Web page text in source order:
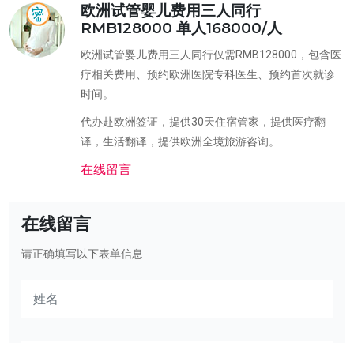
欧洲试管婴儿费用三人同行
RMB128000 单人168000/人
欧洲试管婴儿费用三人同行仅需RMB128000，包含医
疗相关费用、预约欧洲医院专科医生、预约首次就诊
时间。
代办赴欧洲签证，提供30天住宿管家，提供医疗翻
译，生活翻译，提供欧洲全境旅游咨询。
在线留言
在线留言
请正确填写以下表单信息